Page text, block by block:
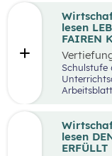
lesen
FAIREN
Arbeitsblatt
lesen
ERFÜLLT